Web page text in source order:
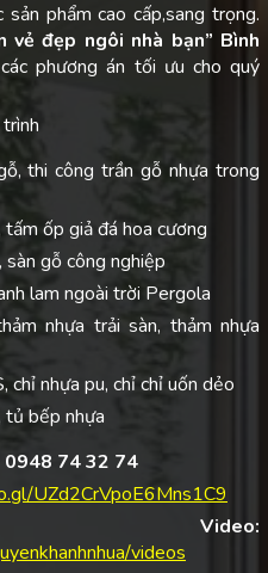
phẩm cao cấp,sang trọng.
vẻ đẹp ngôi nhà bạn” Bình
phương án tối ưu cho quý
thi công trần gỗ nhựa trong
ốp giả đá hoa cương
sàn gỗ công nghiệp
lam ngoài trời Pergola
nhựa trải sàn, thảm nhựa
chỉ nhựa pu, chỉ chỉ uốn dẻo
tủ bếp nhựa
0948 74 32 74
UZd2CrVpoE6Mns1C9
Video:
videos